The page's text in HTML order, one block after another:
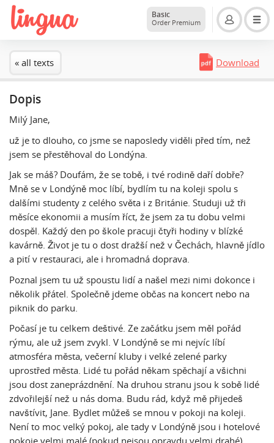
Basic
Order Premium
« all texts Download
Dopis
Milý Jane,
už je to dlouho, co jsme se naposledy viděli před tím, než
jsem se přestěhoval do Londýna.
Jak se máš? Doufám, že se tobě, i tvé rodině daří dobře?
Mně se v Londýně moc líbí, bydlím tu na koleji spolu s
dalšími studenty z celého světa i z Británie. Studuji už tři
měsíce ekonomii a musím říct, že jsem za tu dobu velmi
dospěl. Každý den po škole pracuji čtyři hodiny v blízké
kavárně. Život je tu o dost dražší než v Čechách, hlavně jídlo
a pití v restauraci, ale i hromadná doprava.
Poznal jsem tu už spoustu lidí a našel mezi nimi dokonce i
několik přátel. Společně jdeme občas na koncert nebo na
piknik do parku.
Počasí je tu celkem deštivé. Ze začátku jsem měl pořád
rýmu, ale už jsem zvykl. V Londýně se mi nejvíc líbí
atmosféra města, večerní kluby i velké zelené parky
uprostřed města. Lidé tu pořád někam spěchají a všichni
jsou dost zaneprázdnění. Na druhou stranu jsou k sobě lidé
zdvořilejší než u nás doma. Budu rád, když mě přijedeš
navštívit, Jane. Bydlet můžeš se mnou v pokoji na koleji.
Není to moc velký pokoj, ale tady v Londýně jsou i hotelové